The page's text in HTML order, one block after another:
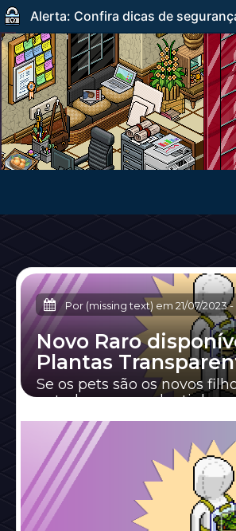
Alerta: Confira dicas de
Por (missing text) em 21/07/2023-
Novo Raro
Plantas
Se os pets são os novos
pets, leve a sua plantinha